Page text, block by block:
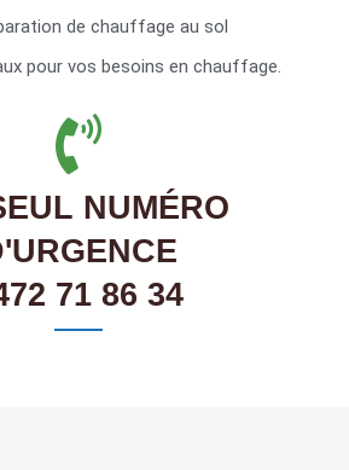
de chauffage au sol
pour vos besoins en chauffage.
NUMÉRO
71 86 34